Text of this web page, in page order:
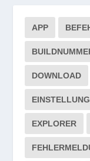
APP
DOWNLOAD
EXPLORER